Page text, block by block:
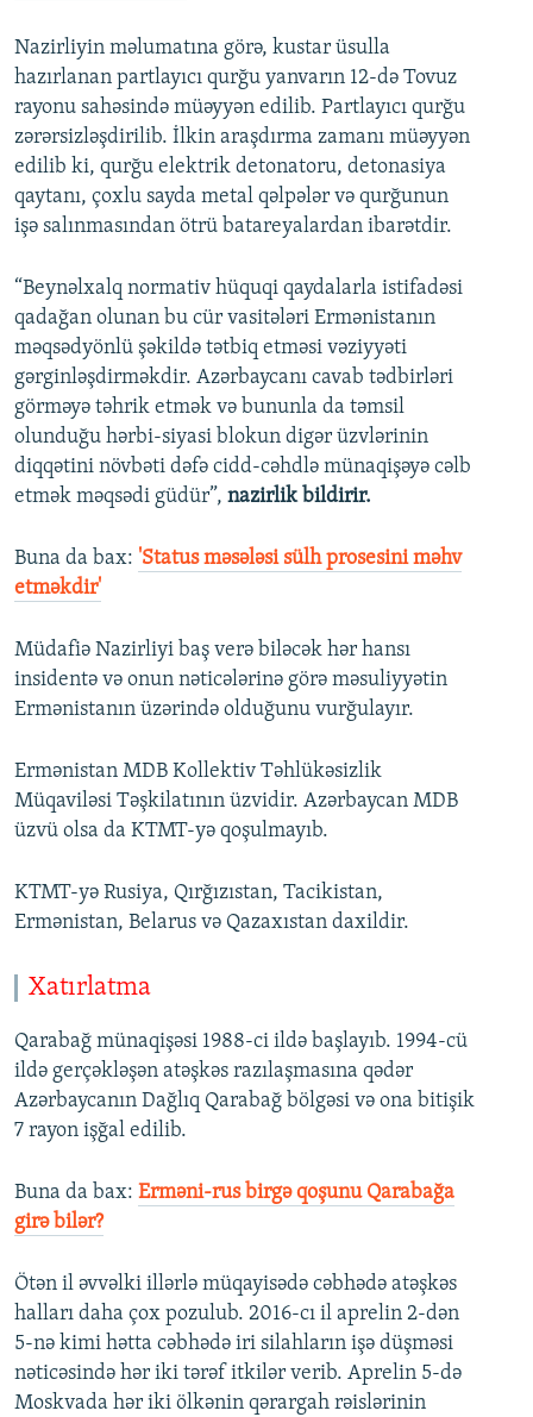
Nazirliyin məlumatına görə, kustar üsulla
hazırlanan partlayıcı qurğu yanvarın 12-də Tovuz
rayonu sahəsində müəyyən edilib. Partlayıcı qurğu
zərərsizləşdirilib. İlkin araşdırma zamanı müəyyən
edilib ki, qurğu elektrik detonatoru, detonasiya
qaytanı, çoxlu sayda metal qəlpələr və qurğunun
işə salınmasından ötrü batareyalardan ibarətdir.
“Beynəlxalq normativ hüquqi qaydalarla istifadəsi
qadağan olunan bu cür vasitələri Ermənistanın
məqsədyönlü şəkildə tətbiq etməsi vəziyyəti
gərginləşdirməkdir. Azərbaycanı cavab tədbirləri
görməyə təhrik etmək və bununla da təmsil
olunduğu hərbi-siyasi blokun digər üzvlərinin
diqqətini növbəti dəfə cidd-cəhdlə münaqişəyə cəlb
etmək məqsədi güdür”, nazirlik bildirir.
Buna da bax:​ 'Status məsələsi sülh prosesini məhv
etməkdir'
Müdafiə Nazirliyi baş verə biləcək hər hansı
insidentə və onun nəticələrinə görə məsuliyyətin
Ermənistanın üzərində olduğunu vurğulayır.
Ermənistan MDB Kollektiv Təhlükəsizlik
Müqaviləsi Təşkilatının üzvidir. Azərbaycan MDB
üzvü olsa da KTMT-yə qoşulmayıb.
KTMT-yə Rusiya, Qırğızıstan, Tacikistan,
Ermənistan, Belarus və Qazaxıstan daxildir.
Xatırlatma
Qarabağ münaqişəsi 1988-ci ildə başlayıb. 1994-cü
ildə gerçəkləşən atəşkəs razılaşmasına qədər
Azərbaycanın Dağlıq Qarabağ bölgəsi və ona bitişik
7 rayon işğal edilib.
Buna da bax: Erməni-rus birgə qoşunu Qarabağa
girə bilər?
Ötən il əvvəlki illərlə müqayisədə cəbhədə atəşkəs
halları daha çox pozulub. 2016-cı il aprelin 2-dən
5-nə kimi hətta cəbhədə iri silahların işə düşməsi
nəticəsində hər iki tərəf itkilər verib. Aprelin 5-də
Moskvada hər iki ölkənin qərargah rəislərinin